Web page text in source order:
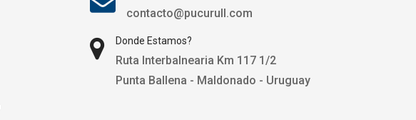
contacto@pucurull.com
Donde Estamos?
Ruta Interbalnearia Km 117 1/2
Punta Ballena - Maldonado - Uruguay